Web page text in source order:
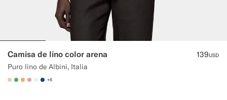
Camisa de lino color arena
Puro lino de Albini, Italia
139USD
#D7D1C3
#50AA6A
#F9AA62
#DAA1B6
#F1EFE8
#1C3D7A
+6